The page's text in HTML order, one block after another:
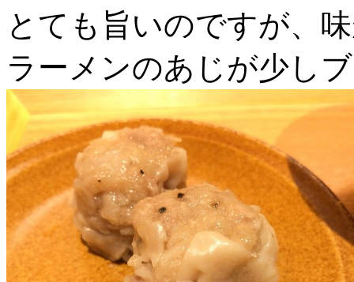
とても旨いのですが、
ラーメンのあじが少し